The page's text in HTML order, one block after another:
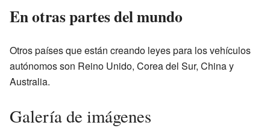
En otras partes del mundo
Otros países que están creando leyes para los vehículos
autónomos son Reino Unido, Corea del Sur, China y
Australia.
Galería de imágenes